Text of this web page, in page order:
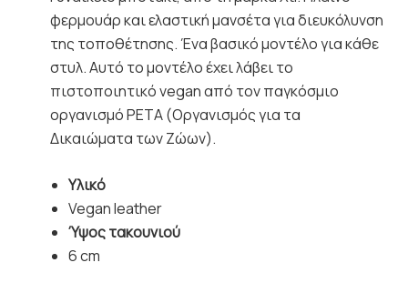
φερμουάρ και ελαστική μανσέτα για διευκόλυνση
της τοποθέτησης. Ένα βασικό μοντέλο για κάθε
στυλ. Αυτό το μοντέλο έχει λάβει το
πιστοποιητικό vegan από τον παγκόσμιο
οργανισμό PETA (Οργανισμός για τα
Δικαιώματα των Ζώων).
Υλικό
Vegan leather
Ύψος τακουνιού
6 cm